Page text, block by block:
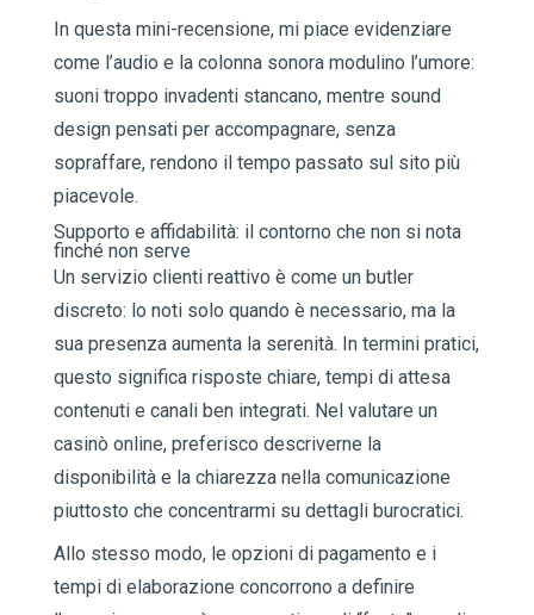
In questa mini-recensione, mi piace evidenziare
come l’audio e la colonna sonora modulino l’umore:
suoni troppo invadenti stancano, mentre sound
design pensati per accompagnare, senza
sopraffare, rendono il tempo passato sul sito più
piacevole.
Supporto e affidabilità: il contorno che non si nota
finché non serve
Un servizio clienti reattivo è come un butler
discreto: lo noti solo quando è necessario, ma la
sua presenza aumenta la serenità. In termini pratici,
questo significa risposte chiare, tempi di attesa
contenuti e canali ben integrati. Nel valutare un
casinò online, preferisco descriverne la
disponibilità e la chiarezza nella comunicazione
piuttosto che concentrarmi su dettagli burocratici.
Allo stesso modo, le opzioni di pagamento e i
tempi di elaborazione concorrono a definire